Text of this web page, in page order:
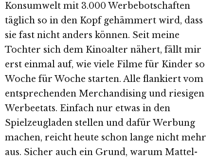
Konsumwelt mit 3.000 Werbebotschaften
täglich so in den Kopf gehämmert wird, dass
sie fast nicht anders können. Seit meine
Tochter sich dem Kinoalter nähert, fällt mir
erst einmal auf, wie viele Filme für Kinder so
Woche für Woche starten. Alle flankiert vom
entsprechenden Merchandising und riesigen
Werbeetats. Einfach nur etwas in den
Spielzeugladen stellen und dafür Werbung
machen, reicht heute schon lange nicht mehr
aus. Sicher auch ein Grund, warum Mattel-